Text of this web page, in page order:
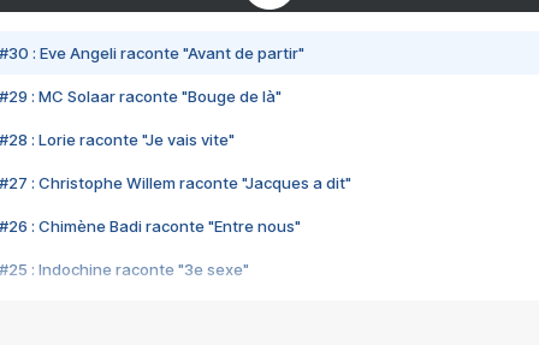
#30 : Eve Angeli raconte "Avant de partir"
#29 : MC Solaar raconte "Bouge de là"
#28 : Lorie raconte "Je vais vite"
#27 : Christophe Willem raconte "Jacques a dit"
#26 : Chimène Badi raconte "Entre nous"
#25 : Indochine raconte "3e sexe"